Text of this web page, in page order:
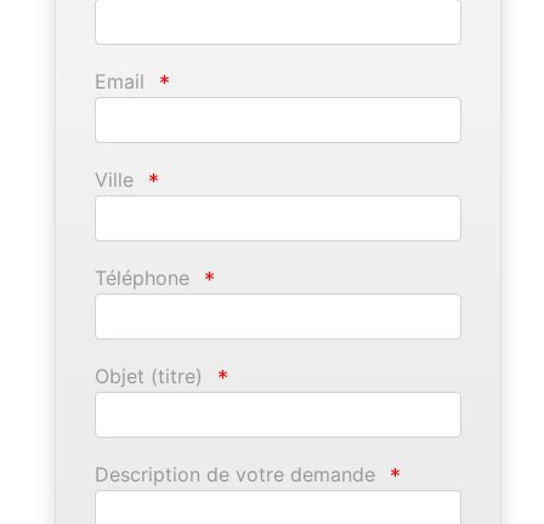
Email *
Ville *
Téléphone *
Objet (titre) *
Description de votre demande *